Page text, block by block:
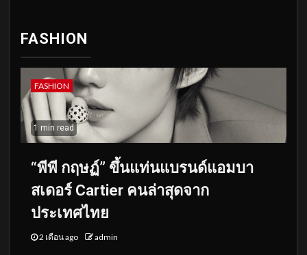
FASHION
FASHION
1 min read
“พีพี กฤษฏ์” ขึ้นแท่นแบรนด์แอมบา
สเดอร์ Cartier คนล่าสุดจาก
ประเทศไทย
2 เดือน ago admin